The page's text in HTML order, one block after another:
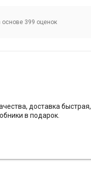
основе 399 оценок
доставка быстрая,
в подарок.